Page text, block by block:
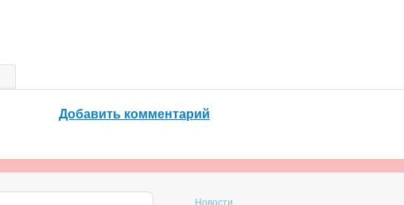
Добавить комментарий
Новости